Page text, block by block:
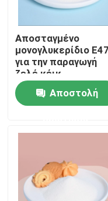
Σχετικά με εμάς
Γύρος εργοστασίων
Ποιοτικός έλεγχος
Ζητήστε ένα
Αποσταγμένο
μονογλυκερίδιο
για την παραγωγή
ζελέ κέικ
Αποστολή